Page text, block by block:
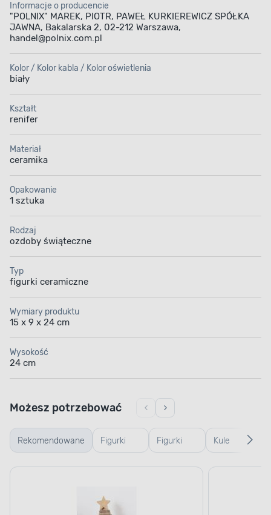
Informacje o producencie
"POLNIX" MAREK, PIOTR, PAWEŁ KURKIEREWICZ SPÓŁKA
JAWNA, Bakalarska 2, 02-212 Warszawa,
handel@polnix.com.pl
Kolor / Kolor kabla / Kolor oświetlenia
biały
Kształt
renifer
Materiał
ceramika
Opakowanie
1 sztuka
Rodzaj
ozdoby świąteczne
Typ
figurki ceramiczne
Wymiary produktu
15 x 9 x 24 cm
Wysokość
24 cm
Rekomendowane Figurki
drewniane
Figurki
szklane i
Kule
śnieżne
Możesz potrzebować